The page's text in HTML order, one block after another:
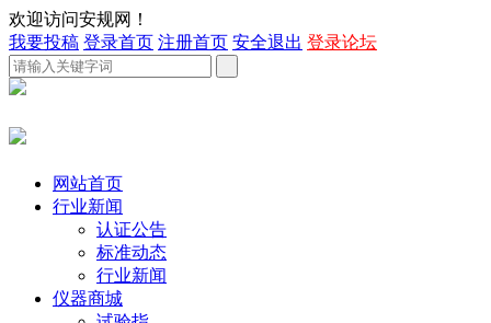
欢迎访问安规网！
我要投稿 登录首页 注册首页 安全退出 登录论坛
网站首页
行业新闻
认证公告
标准动态
行业新闻
仪器商城